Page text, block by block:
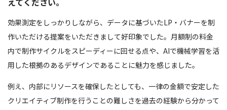
効果測定をしっかりしながら、データに基づいたLP・バナーを制
作いただける提案をいただきまして好印象でした。月額制の料金
内で制作サイクルをスピーディーに回せる点や、AIで機械学習を活
用した根拠のあるデザインであることに魅力を感じました。
例え、内部にリソースを確保したとしても、一律の金額で安定した
クリエイティブ制作を行うことの難しさを過去の経験から分かって